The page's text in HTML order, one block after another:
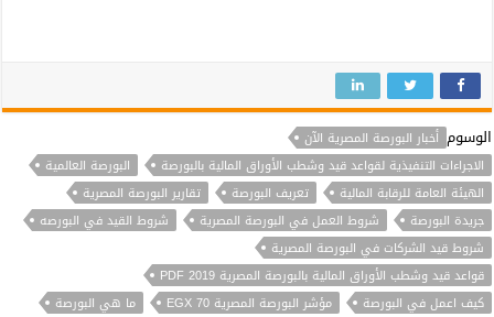
الوسوم أخبار البورصة المصرية الآن
الاجراءات التنفيذية لقواعد قيد وشطب الأوراق المالية بالبورصة
البورصة العالمية
الهيئة العامة للرقابة المالية
تعريف البورصة
تقارير البورصة المصرية
جريدة البورصة
شروط العمل في البورصة المصرية
شروط القيد في البورصه
شروط قيد الشركات في البورصة المصرية
قواعد قيد وشطب الأوراق المالية بالبورصة المصرية 2019 PDF
كيف اعمل في البورصة
مؤشر البورصة المصرية EGX 70 ما هي البورصة